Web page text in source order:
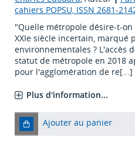
cahiers POPSU, ISSN 2681-
"Quelle métropole désire-t-
XXIe siècle incertain, marqué
environnementales ? L'accès
statut de métropole en 2018
pour l'agglomération de re[...]
Plus d'information...
Ajouter au panier